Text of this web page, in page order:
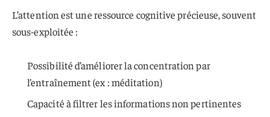
L’attention est une ressource cognitive précieuse, souvent
sous-exploitée :
Possibilité d’améliorer la concentration par
l’entraînement (ex : méditation)
Capacité à filtrer les informations non pertinentes